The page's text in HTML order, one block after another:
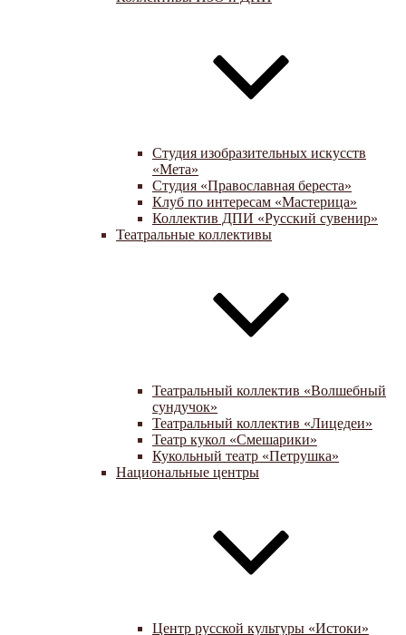
Студия изобразительных искусств
«Мета»
Студия «Православная береста»
Клуб по интересам «Мастерица»
Коллектив ДПИ «Русский сувенир»
Театральные коллективы
Театральный коллектив «Волшебный
сундучок»
Театральный коллектив «Лицедеи»
Театр кукол «Смешарики»
Кукольный театр «Петрушка»
Национальные центры
Центр русской культуры «Истоки»